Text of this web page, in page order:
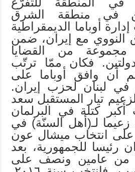
في منطقة الشرق
أوباما الديمقراطية
النووي مع إيران، ضمن
من القضايا
فكان ممّا ترتّب
أن وافق أوباما على
لبنان لحزب إيران.
تيار المستقبل سعد
كتلة في البرلمان
لـ(أهل السنّة) في
على انتخاب ميشال عون
رئيسا للجمهورية، بعد
عامين ونصف على